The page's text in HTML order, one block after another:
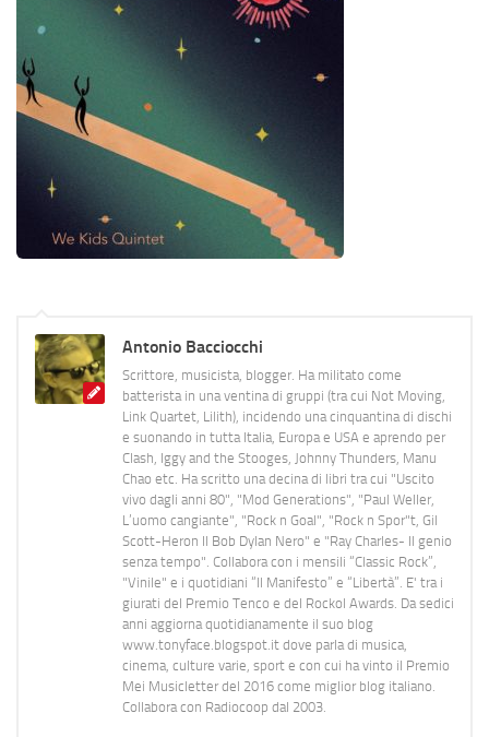
Antonio Bacciocchi
Scrittore, musicista, blogger. Ha militato come
batterista in una ventina di gruppi (tra cui Not Moving,
Link Quartet, Lilith), incidendo una cinquantina di dischi
e suonando in tutta Italia, Europa e USA e aprendo per
Clash, Iggy and the Stooges, Johnny Thunders, Manu
Chao etc. Ha scritto una decina di libri tra cui "Uscito
vivo dagli anni 80", "Mod Generations", "Paul Weller,
L’uomo cangiante", "Rock n Goal", "Rock n Spor"t, Gil
Scott-Heron Il Bob Dylan Nero" e "Ray Charles- Il genio
senza tempo". Collabora con i mensili “Classic Rock”,
"Vinile" e i quotidiani “Il Manifesto” e “Libertà”. E' tra i
giurati del Premio Tenco e del Rockol Awards. Da sedici
anni aggiorna quotidianamente il suo blog
www.tonyface.blogspot.it dove parla di musica,
cinema, culture varie, sport e con cui ha vinto il Premio
Mei Musicletter del 2016 come miglior blog italiano.
Collabora con Radiocoop dal 2003.